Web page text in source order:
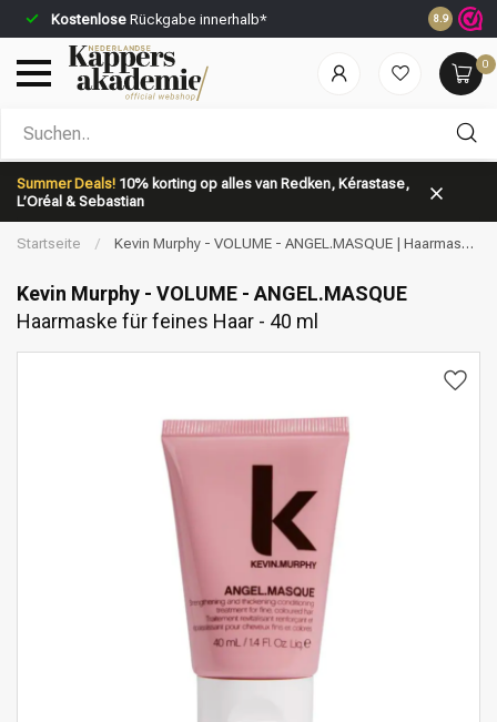
Kostenlose Rückgabe innerhalb* Vor 23:59
8.9
0
Summer Deals! 10% korting op alles van Redken, Kérastase,
L’Oréal & Sebastian
Nach welcher Kategorie suchst du?
Marken Haarpflege
Startseite /
Kevin Murphy - VOLUME - ANGEL.MASQUE | Haarmaske
Kevin Murphy - VOLUME - ANGEL.MASQUE
Haarmaske für feines Haar - 40 ml